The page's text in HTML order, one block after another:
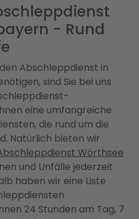
- Rund
Abschleppdienst in
sind Sie bei uns
eine umfangreiche
die rund um die
Natürlich bieten wir
Wörthsee
und Unfälle jederzeit
haben wir eine Liste
24 Stunden am Tag, 7